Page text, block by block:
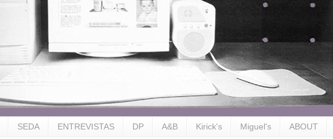
SEDA ENTREVISTAS DP A&B Kirick's Miguel's ABOUT